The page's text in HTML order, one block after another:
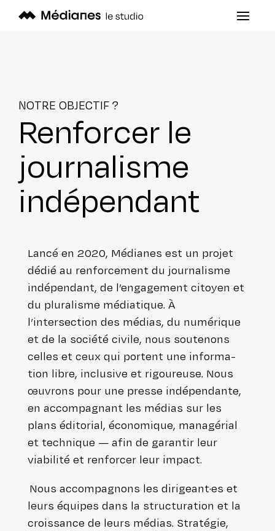
NOTRE OBJECTIF ?
Renforcer le
jour­na­lisme
indépendant
Lancé en 2020, Médianes est un projet
dédié au ren­for­ce­ment du jour­na­lisme
indé­pen­dant, de l’engagement citoyen et
du plu­ra­lisme média­tique. À
l’intersection des médias, du numérique
et de la société civile, nous soutenons
celles et ceux qui portent une infor­ma­
tion libre, inclusive et rigou­reuse. Nous
œuvrons pour une presse indé­pen­dante,
en accom­pa­gnant les médias sur les
plans éditorial, éco­no­mique, mana­gé­rial
et technique — afin de garantir leur
viabilité et renforcer leur impact.
Nous accom­pa­gnons les dirigeant·es et
leurs équipes dans la struc­tu­ra­tion et la
crois­sance de leurs médias. Stratégie,